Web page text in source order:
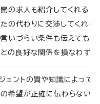
開の求人も紹介してくれる
たの代わりに交渉してくれる
言いづらい条件も伝えてもら
との良好な関係を損なわず
ジェントの質や知識によって
の希望が正確に伝わらないリ